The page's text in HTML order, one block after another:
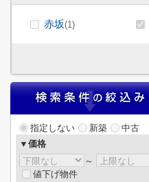
赤坂(1)
指定しない 新築
中古
▼価格
～
値下げ物件